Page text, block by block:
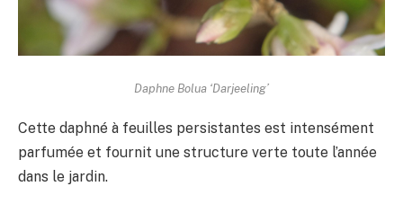
Daphne Bolua ‘Darjeeling’
Cette daphné à feuilles persistantes est intensément
parfumée et fournit une structure verte toute l’année
dans le jardin.